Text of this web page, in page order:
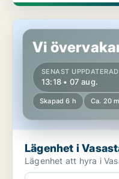
Lägenhet i Vasastan
Vi
SENAST UPPDATERAD
13:18 • 07 aug.
Skapad 6 h Ca. 20
Lägenhet i